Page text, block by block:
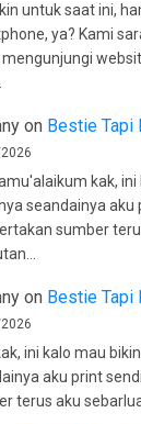
untuk saat ini,
ya? Kami
on Bestie Tapi
kak, ini
seandainya aku
sumber
on Bestie Tapi
ini kalo mau
aku print
terus aku